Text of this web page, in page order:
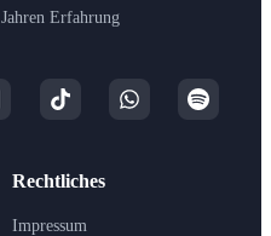
Erfahrung
Rechtliches
Impressum